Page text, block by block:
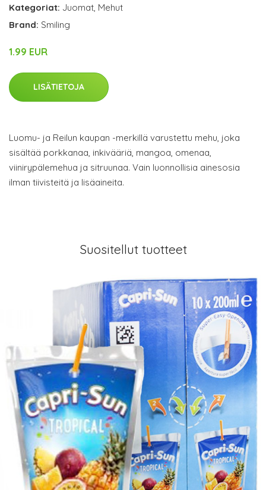
Kategoriat: Juomat, Mehut
Brand: Smiling
1.99 EUR
LISÄTIETOJA
Luomu- ja Reilun kaupan -merkillä varustettu mehu, joka
sisältää porkkanaa, inkivääriä, mangoa, omenaa,
viinirypälemehua ja sitruunaa. Vain luonnollisia ainesosia
ilman tiivisteitä ja lisäaineita.
Suositellut tuotteet